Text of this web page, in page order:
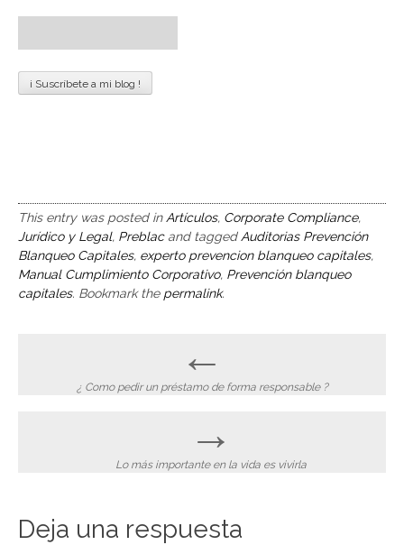
This entry was posted in Artículos, Corporate Compliance,
Jurídico y Legal, Preblacand tagged Auditorias Prevención
Blanqueo Capitales, experto prevencion blanqueo capitales,
Manual Cumplimiento Corporativo, Prevención blanqueo
capitales. Bookmark the permalink.
navigation
←
¿ Como pedir un préstamo de forma responsable ?
→
Lo más importante en la vida es vivirla
Deja una respuesta